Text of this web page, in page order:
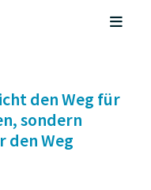
den Weg für
sondern
den Weg